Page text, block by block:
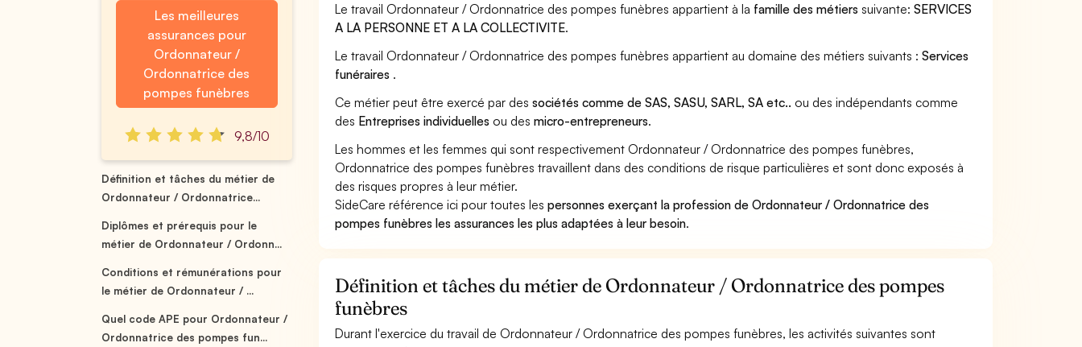
Les meilleures
assurances pour
Ordonnateur /
Ordonnatrice des
pompes funèbres
9,8/10
Définition et tâches du métier de
Ordonnateur / Ordonnatrice...
Diplômes et prérequis pour le
métier de Ordonnateur / Ordonn...
Conditions et rémunérations pour
le métier de Ordonnateur / ...
Quel code APE pour Ordonnateur /
Ordonnatrice des pompes fun...
Le travail Ordonnateur / Ordonnatrice des pompes funèbres appartient à la famille des métiers suivante:SERVICES
A LA PERSONNE ET A LA COLLECTIVITE.
Le travail Ordonnateur / Ordonnatrice des pompes funèbres appartient au domaine des métiers suivants :Services
funéraires .
Ce métier peut être exercé par dessociétés comme de SAS, SASU, SARL, SA etc.. ou des indépendants comme
des Entreprises individuelles ou desmicro-entrepreneurs.
Les hommes et les femmes qui sont respectivement Ordonnateur / Ordonnatrice des pompes funèbres,
Ordonnatrice des pompes funèbres travaillent dans des conditions de risque particulières et sont donc exposés à
des risques propres à leur métier.
SideCare référence ici pour toutes lespersonnes exerçant la profession de Ordonnateur / Ordonnatrice des
pompes funèbres les assurances les plus adaptées à leur besoin.
Définition et tâches du métier de Ordonnateur / Ordonnatrice des pompes
funèbres
Durant l'exercice du travail de Ordonnateur / Ordonnatrice des pompes funèbres, les activités suivantes sont